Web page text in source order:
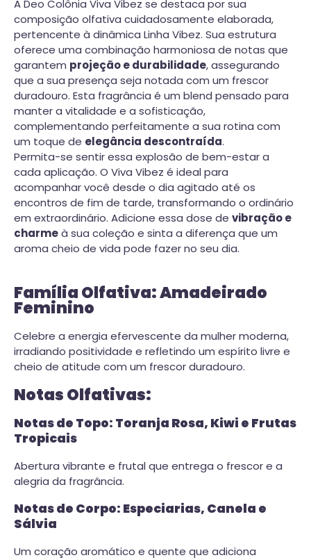
A Deo Colônia Viva Vibez se destaca por sua
composição olfativa cuidadosamente elaborada,
pertencente à dinâmica Linha Vibez. Sua estrutura
oferece uma combinação harmoniosa de notas que
garantem projeção e durabilidade, assegurando
que a sua presença seja notada com um frescor
duradouro. Esta fragrância é um blend pensado para
manter a vitalidade e a sofisticação,
complementando perfeitamente a sua rotina com
um toque de elegância descontraída.
Permita-se sentir essa explosão de bem-estar a
cada aplicação. O Viva Vibez é ideal para
acompanhar você desde o dia agitado até os
encontros de fim de tarde, transformando o ordinário
em extraordinário. Adicione essa dose de vibração e
charmeà sua coleção e sinta a diferença que um
aroma cheio de vida pode fazer no seu dia.
Família Olfativa: Amadeirado
Feminino
Celebre a energia efervescente da mulher moderna,
irradiando positividade e refletindo um espírito livre e
cheio de atitude com um frescor duradouro.
Notas Olfativas:
Notas de Topo: Toranja Rosa, Kiwi e Frutas
Tropicais
Abertura vibrante e frutal que entrega o frescor e a
alegria da fragrância.
Notas de Corpo: Especiarias, Canela e
Sálvia
Um coração aromático e quente que adiciona